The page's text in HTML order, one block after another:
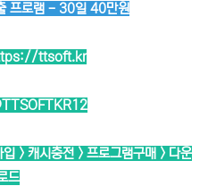
프로램 - 30일 40만원
ttsoft.kr
> 캐시충전 > 프로그램구매 > 다운
드